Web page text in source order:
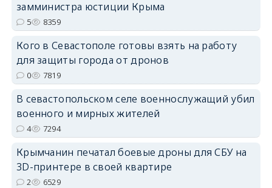
замминистра юстиции Крыма
5 8359
Кого в Севастополе готовы взять на работу
для защиты города от дронов
0 7819
В севастопольском селе военнослужащий убил
военного и мирных жителей
4 7294
Крымчанин печатал боевые дроны для СБУ на
3D-принтере в своей квартире
2 6529